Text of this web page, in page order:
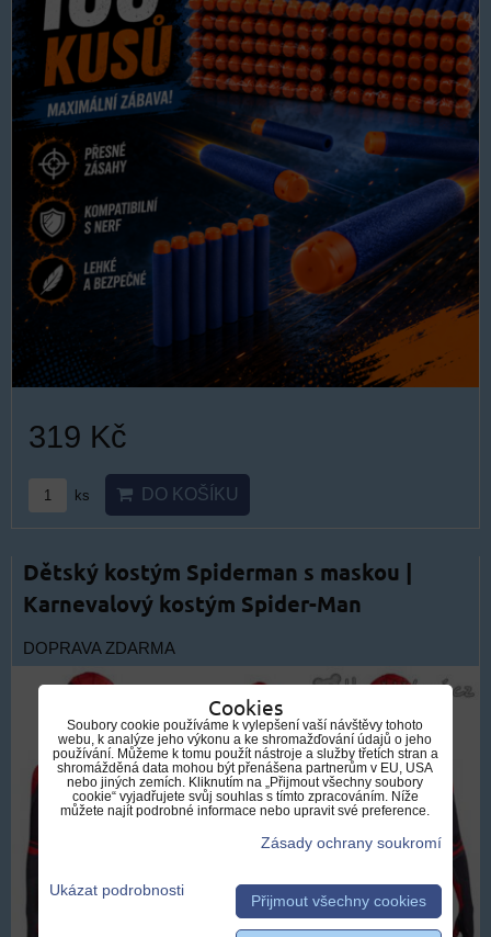
319 Kč
ks DO KOŠÍKU
Dětský kostým Spiderman s maskou |
Karnevalový kostým Spider-Man
DOPRAVA ZDARMA
Cookies
Soubory cookie používáme k vylepšení vaší návštěvy tohoto
webu, k analýze jeho výkonu a ke shromažďování údajů o jeho
používání. Můžeme k tomu použít nástroje a služby třetích stran a
shromážděná data mohou být přenášena partnerům v EU, USA
nebo jiných zemích. Kliknutím na „Přijmout všechny soubory
cookie“ vyjadřujete svůj souhlas s tímto zpracováním. Níže
můžete najít podrobné informace nebo upravit své preference.
Zásady ochrany soukromí
Ukázat podrobnosti
Přijmout všechny cookies